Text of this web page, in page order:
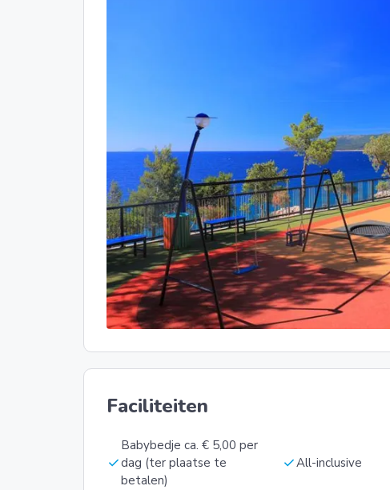
Faciliteiten
check
Babybedje ca. € 5,00 per
dag (ter plaatse te
betalen)
checkAll-inclusive